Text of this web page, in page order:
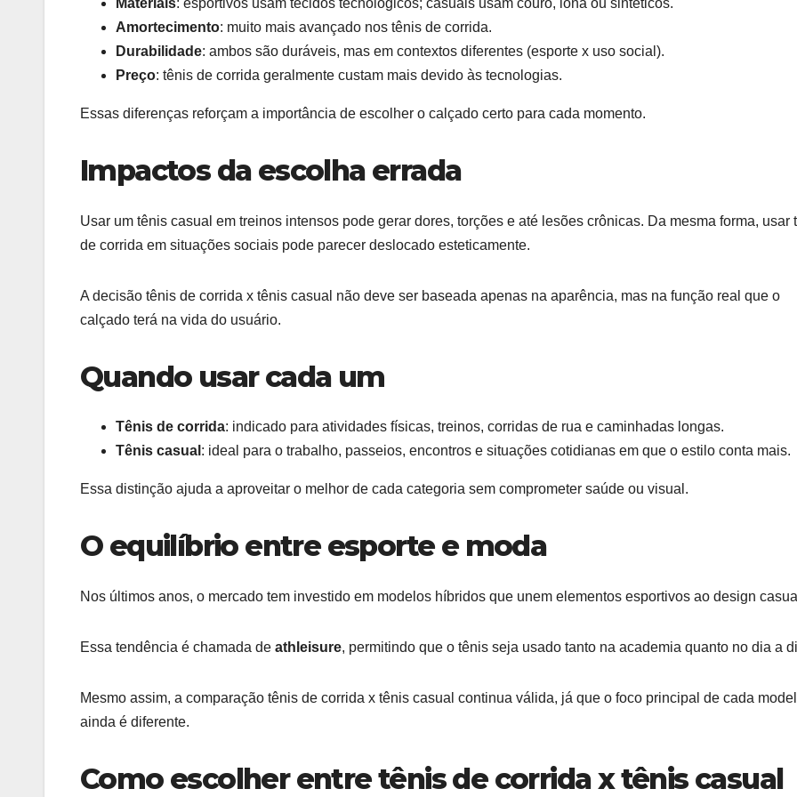
Materiais: esportivos usam tecidos tecnológicos; casuais usam couro, lona ou sintéticos.
Amortecimento: muito mais avançado nos tênis de corrida.
Durabilidade: ambos são duráveis, mas em contextos diferentes (esporte x uso social).
Preço: tênis de corrida geralmente custam mais devido às tecnologias.
Essas diferenças reforçam a importância de escolher o calçado certo para cada momento.
Impactos da escolha errada
Usar um tênis casual em treinos intensos pode gerar dores, torções e até lesões crônicas. Da mesma forma, usar
de corrida em situações sociais pode parecer deslocado esteticamente.
A decisão tênis de corrida x tênis casual não deve ser baseada apenas na aparência, mas na função real que o
calçado terá na vida do usuário.
Quando usar cada um
Tênis de corrida: indicado para atividades físicas, treinos, corridas de rua e caminhadas longas.
Tênis casual : ideal para o trabalho, passeios, encontros e situações cotidianas em que o estilo conta mais.
Essa distinção ajuda a aproveitar o melhor de cada categoria sem comprometer saúde ou visual.
O equilíbrio entre esporte e moda
Nos últimos anos, o mercado tem investido em modelos híbridos que unem elementos esportivos ao design
Essa tendência é chamada de athleisure, permitindo que o tênis seja usado tanto na academia quanto no dia a
Mesmo assim, a comparação tênis de corrida x tênis casual continua válida, já que o foco principal de cada
ainda é diferente.
Como escolher entre tênis de corrida x tênis casual